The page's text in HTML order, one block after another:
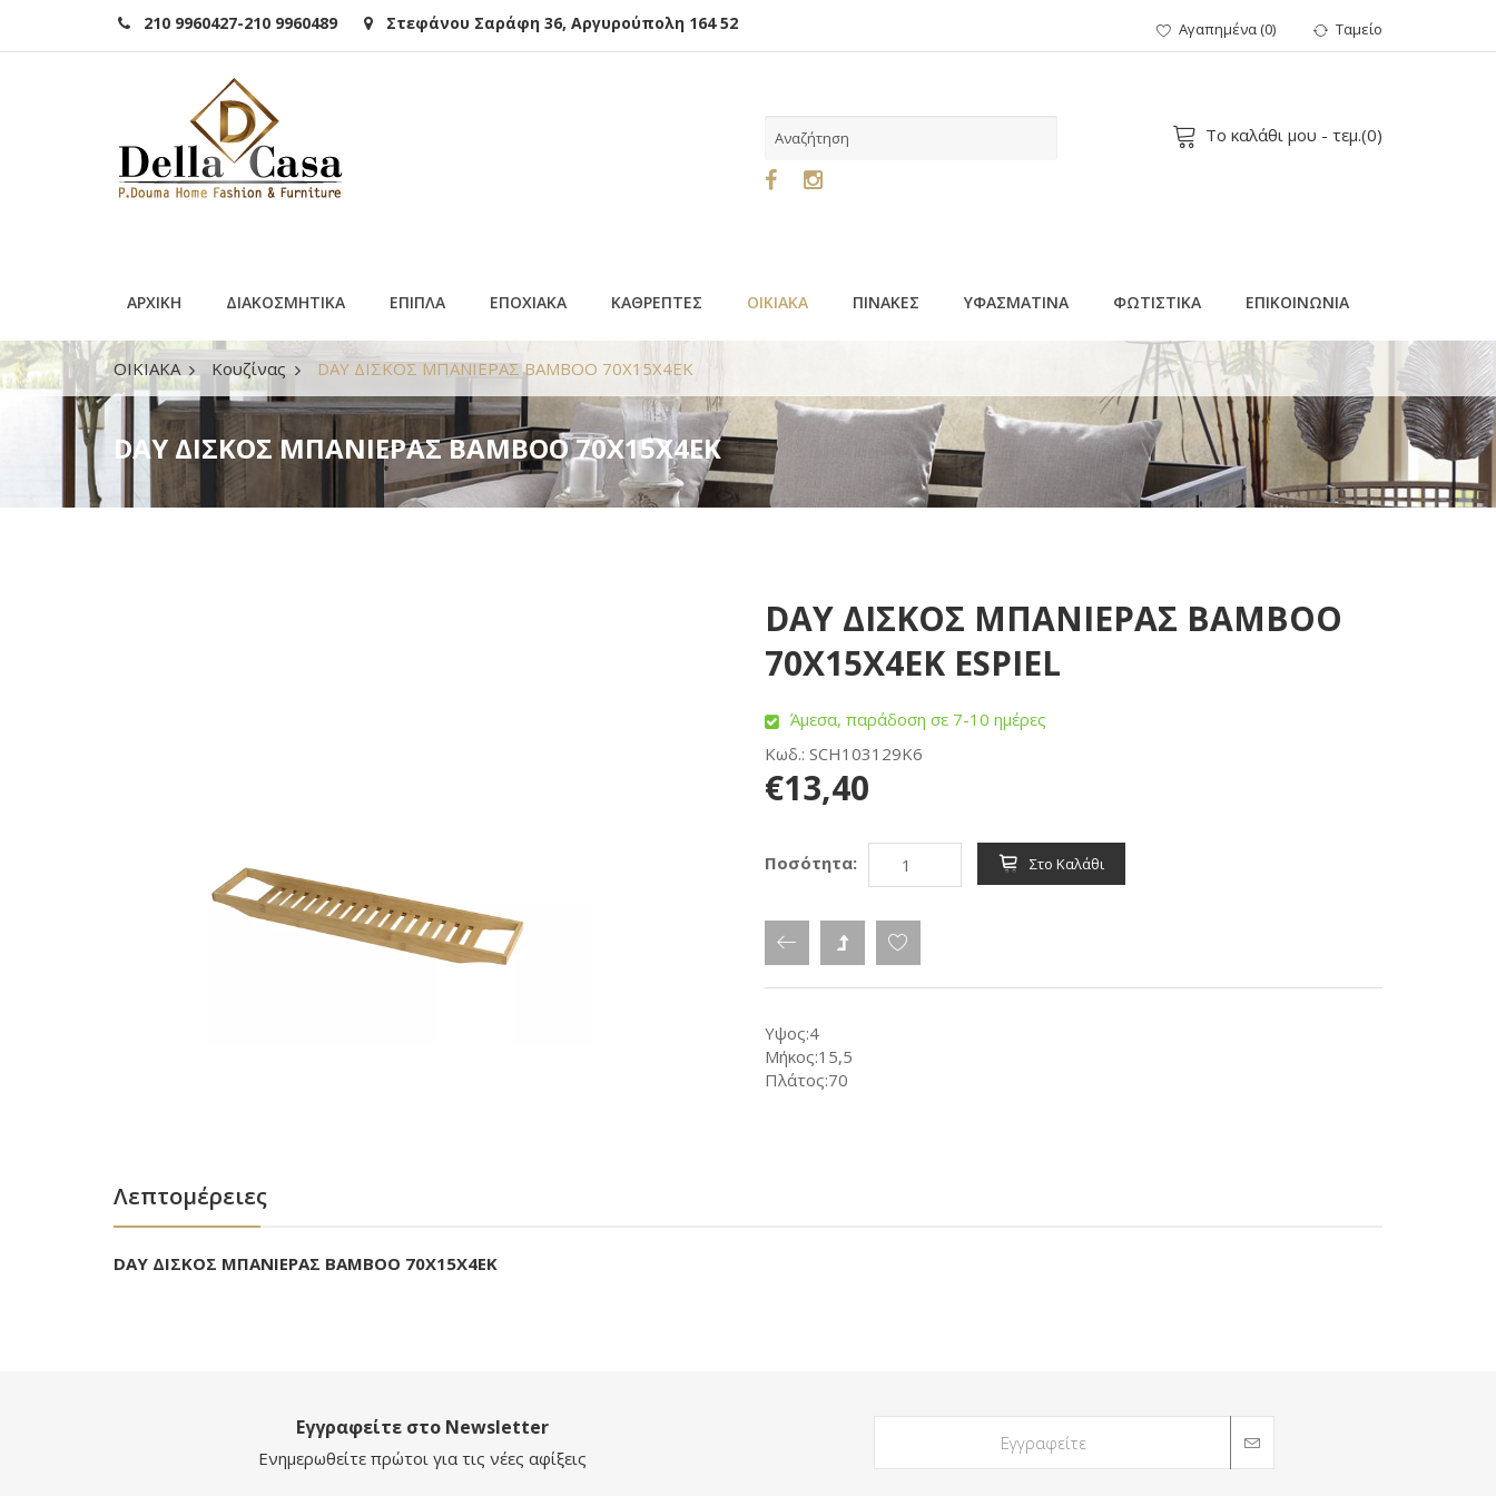
210 9960427-210 9960489 Στεφάνου Σαράφη 36, Αργυρούπολη 164 52 Αγαπημένα(0) Ταμείο
Το καλάθι μου - τεμ.(0)
ΑΡΧΙΚΗ ΔΙΑΚΟΣΜΗΤΙΚΑ ΕΠΙΠΛΑ ΕΠΟΧΙΑΚΑ ΚΑΘΡΕΠΤΕΣ ΟΙΚΙΑΚΑ ΠΙΝΑΚΕΣ ΥΦΑΣΜΑΤΙΝΑ ΦΩΤΙΣΤΙΚΑ ΕΠΙΚΟΙΝΩΝΙΑ
ΟΙΚΙΑΚΑ Κουζίνας DAY ΔΙΣΚΟΣ ΜΠΑΝΙΕΡΑΣ BAMBOO 70Χ15Χ4ΕΚ
DAY ΔΙΣΚΟΣ ΜΠΑΝΙΕΡΑΣ BAMBOO 70Χ15Χ4ΕΚ
DAY ΔΙΣΚΟΣ ΜΠΑΝΙΕΡΑΣ BAMBOO
70Χ15Χ4ΕΚ ESPIEL
Άμεσα, παράδοση σε 7-10 ημέρες
Κωδ.: SCH103129K6
€13,40
Ποσότητα: Στο Καλάθι
Υψος:4
Μήκος:15,5
Πλάτος:70
Λεπτομέρειες
DAY ΔΙΣΚΟΣ ΜΠΑΝΙΕΡΑΣ BAMBOO 70Χ15Χ4ΕΚ
Εγγραφείτε στο Newsletter
Ενημερωθείτε πρώτοι για τις νέες αφίξεις